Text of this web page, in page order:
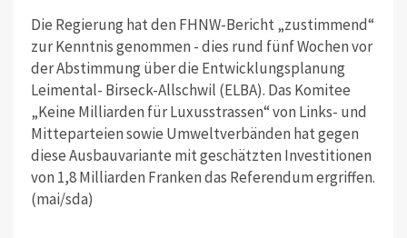
Die Regierung hat den FHNW-Bericht „zustimmend“
zur Kenntnis genommen - dies rund fünf Wochen vor
der Abstimmung über die Entwicklungsplanung
Leimental- Birseck-Allschwil (ELBA). Das Komitee
„Keine Milliarden für Luxusstrassen“ von Links- und
Mitteparteien sowie Umweltverbänden hat gegen
diese Ausbauvariante mit geschätzten Investitionen
von 1,8 Milliarden Franken das Referendum ergriffen.
(mai/sda)